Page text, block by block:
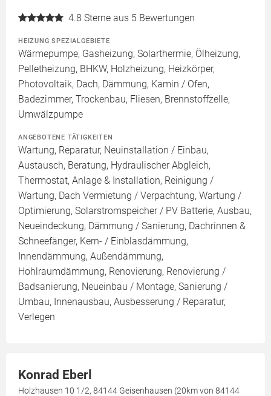
4.8 Sterne aus 5 Bewertungen
HEIZUNG SPEZIALGEBIETE
Wärmepumpe, Gasheizung, Solarthermie, Ölheizung,
Pelletheizung, BHKW, Holzheizung, Heizkörper,
Photovoltaik, Dach, Dämmung, Kamin / Ofen,
Badezimmer, Trockenbau, Fliesen, Brennstoffzelle,
Umwälzpumpe
ANGEBOTENE TÄTIGKEITEN
Wartung, Reparatur, Neuinstallation / Einbau,
Austausch, Beratung, Hydraulischer Abgleich,
Thermostat, Anlage & Installation, Reinigung /
Wartung, Dach Vermietung / Verpachtung, Wartung /
Optimierung, Solarstromspeicher / PV Batterie, Ausbau,
Neueindeckung, Dämmung / Sanierung, Dachrinnen &
Schneefänger, Kern- / Einblasdämmung,
Innendämmung, Außendämmung,
Hohlraumdämmung, Renovierung, Renovierung /
Badsanierung, Neueinbau / Montage, Sanierung /
Umbau, Innenausbau, Ausbesserung / Reparatur,
Verlegen
Konrad Eberl
Holzhausen 10 1/2, 84144 Geisenhausen (20km von 84144